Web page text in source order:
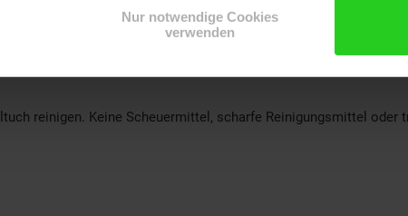
Nur notwendige Cookies
verwenden
werden
reinigen. Keine Scheuermittel, scharfe Reinigungsmittel oder